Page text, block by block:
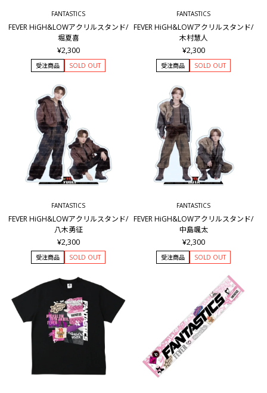
FANTASTICS
FEVER HiGH&LOWアクリルスタンド/
堀夏喜
¥2,300
受注商品 SOLD OUT
FANTASTICS
FEVER HiGH&LOWアクリルスタンド/
木村慧人
¥2,300
受注商品 SOLD OUT
FANTASTICS
FEVER HiGH&LOWアクリルスタンド/
八木勇征
¥2,300
受注商品 SOLD OUT
FANTASTICS
FEVER HiGH&LOWアクリルスタンド/
中島颯太
¥2,300
受注商品 SOLD OUT